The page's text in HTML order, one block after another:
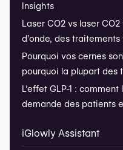
Insights
Laser CO2 vs laser
d’onde, des
Pourquoi vos cernes
pourquoi la plupart des
L'effet GLP-1 :
demande des patients
iGlowly Assistant